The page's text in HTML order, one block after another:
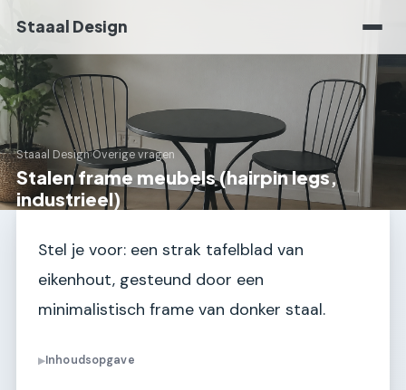
Staaal Design
Staaal Design›Overige vragen
Stalen frame meubels (hairpin legs,
industrieel)
Stel je voor: een strak tafelblad van
eikenhout, gesteund door een
minimalistisch frame van donker staal.
▶Inhoudsopgave